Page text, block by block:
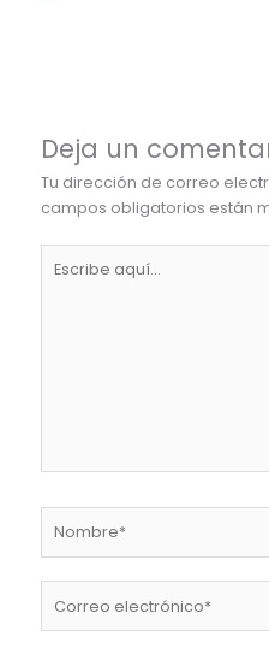
Deja un
Tu dirección de correo
campos obligatorios están
aquí...
electrónico*